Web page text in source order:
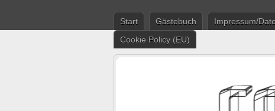
Start Gästebuch Impressum/
Cookie Policy (EU)